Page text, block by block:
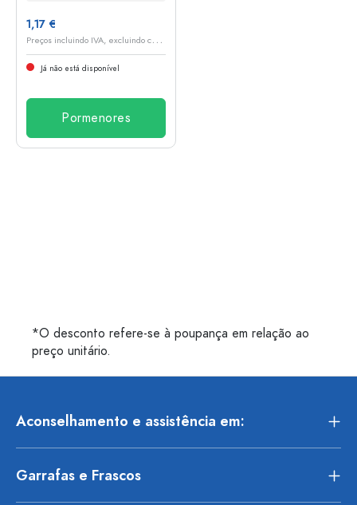
1,17 €
P
reços incluindo IVA, excluindo custos de envio
Já não está disponível
Pormenores
*O desconto refere-se à poupança em relação ao
preço unitário.
Aconselhamento e assistência em:
Garrafas e Frascos